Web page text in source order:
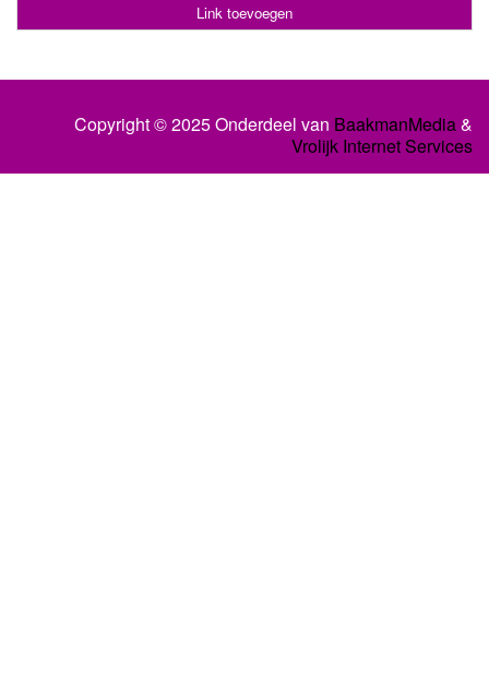
Link toevoegen
Copyright © 2025 Onderdeel van BaakmanMedia&
Vrolijk Internet Services